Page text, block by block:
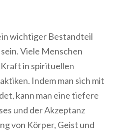
wichtiger Bestandteil
Viele Menschen
in spirituellen
Indem man sich mit
kann man eine tiefere
und der Akzeptanz
von Körper, Geist und